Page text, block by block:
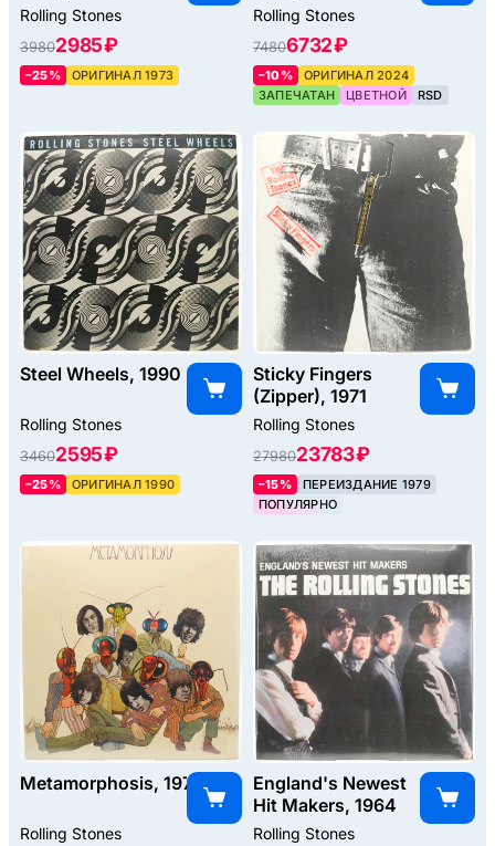
Rolling Stones
39802985 ₽
–25% ОРИГИНАЛ 1973
Rolling Stones
74806732 ₽
–10%
ОРИГИНАЛ 2024
ЗАПЕЧАТАН
ЦВЕТНОЙ RSD
Steel Wheels, 1990
Rolling Stones
34602595 ₽
–25% ОРИГИНАЛ 1990
Sticky Fingers
(Zipper), 1971
Rolling Stones
2798023783 ₽
–15%
ПЕРЕИЗДАНИЕ 1979
ПОПУЛЯРНО
Metamorphosis, 1975
Rolling Stones
England's Newest
Hit Makers, 1964
Rolling Stones